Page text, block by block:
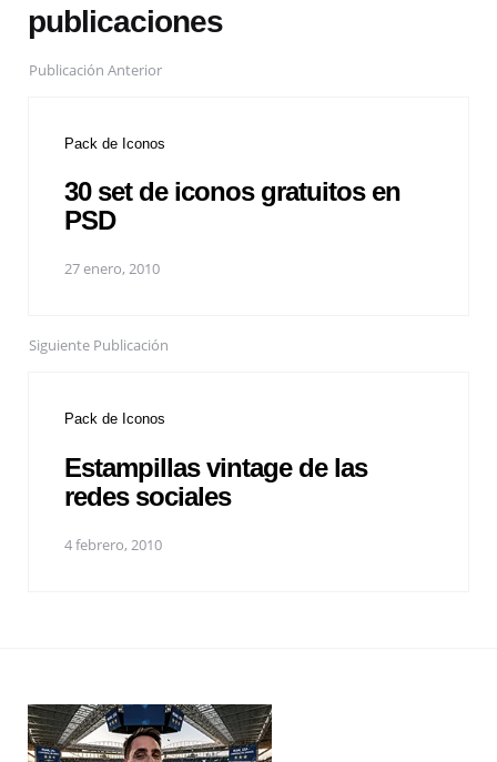
publicaciones
Publicación Anterior
Pack de Iconos
30 set de iconos gratuitos en
PSD
27 enero, 2010
Siguiente Publicación
Pack de Iconos
Estampillas vintage de las
redes sociales
4 febrero, 2010